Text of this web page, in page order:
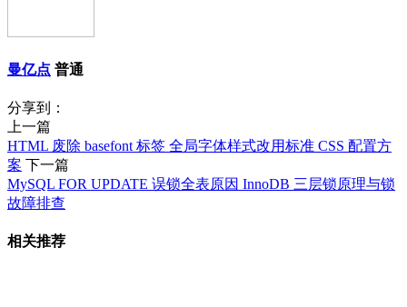
曼亿点 普通
分享到：
上一篇
HTML 废除 basefont 标签 全局字体样式改用标准 CSS 配置方
案 下一篇
MySQL FOR UPDATE 误锁全表原因 InnoDB 三层锁原理与锁
故障排查
相关推荐